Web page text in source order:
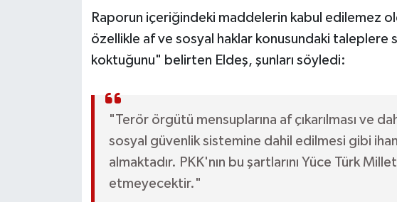
Raporun içeriğindeki maddelerin kabul edilemez
özellikle af ve sosyal haklar konusundaki taleplere
koktuğunu" belirten Eldeş, şunları söyledi:
"Terör örgütü mensuplarına af çıkarılması ve
sosyal güvenlik sistemine dahil edilmesi gibi
almaktadır. PKK'nın bu şartlarını Yüce Türk
etmeyecektir."